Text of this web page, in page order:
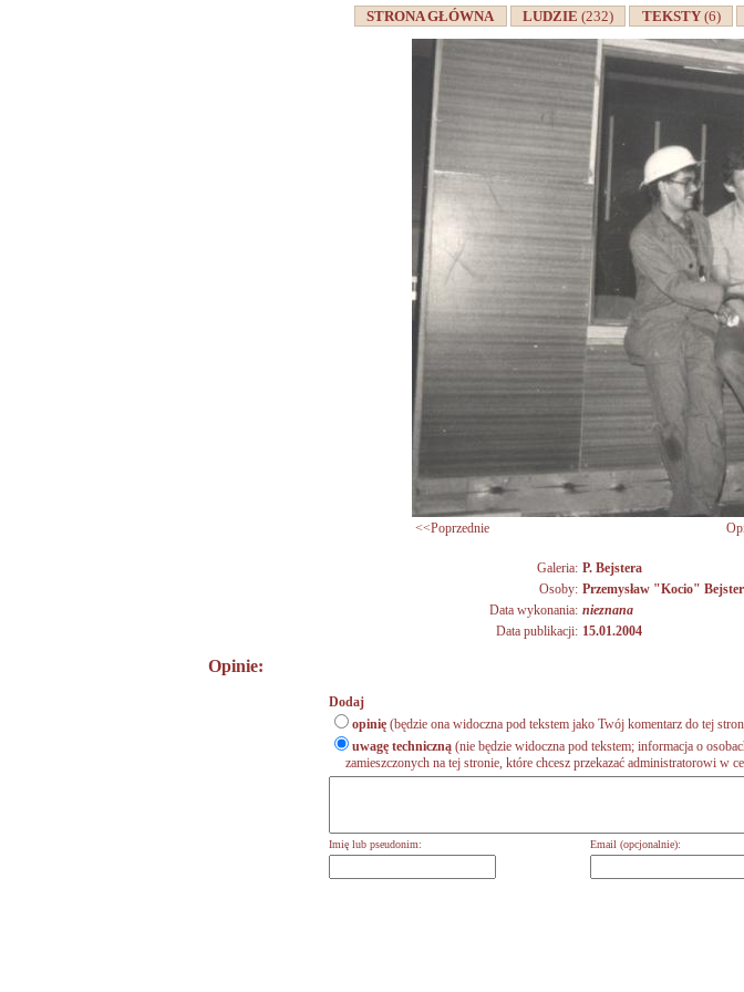
STRONA GŁÓWNA LUDZIE(232) TEKSTY (6)
<<Poprzednie
Galeria: P. Bejstera
Osoby: Przemysław "Kocio" Bejster
Data wykonania: nieznana
Data publikacji: 15.01.2004
Opinie:
Dodaj
opinię (będzie ona widoczna pod tekstem jako Twój komentarz do tej
uwagę techniczną (nie będzie widoczna pod tekstem; informacja o
zamieszczonych na tej stronie, które chcesz przekazać administratorowi w
Imię lub pseudonim: Email (opcjonalnie):